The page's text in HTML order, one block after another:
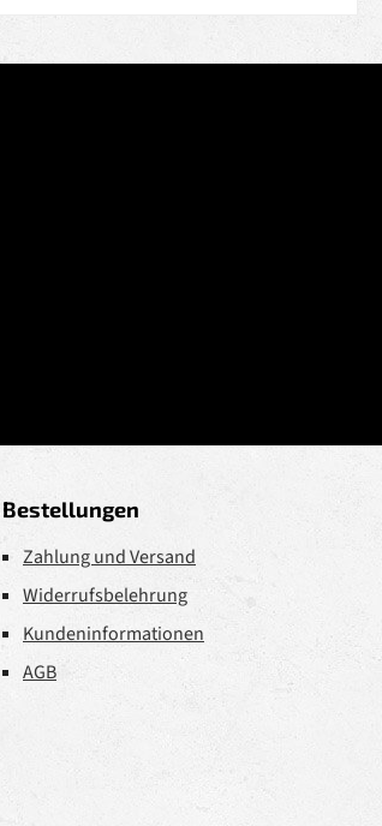
Bestellungen
Zahlung und Versand
Widerrufsbelehrung
Kundeninformationen
AGB